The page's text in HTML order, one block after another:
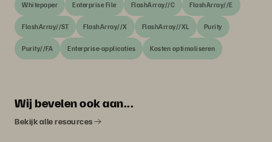
Whitepaper Enterprise File FlashArray//C FlashArray//E
FlashArray//ST FlashArray//X FlashArray//XL Purity
Purity//FA Enterprise-applicaties Kosten optimaliseren
Wij bevelen ook aan...
Bekijk alle resources